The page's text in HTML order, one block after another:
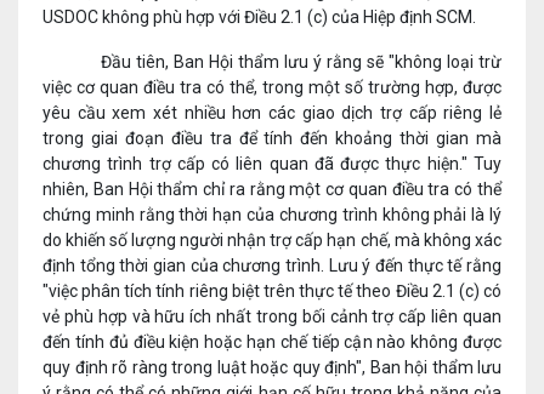
USDOC không phù hợp với Điều 2.1 (c) của Hiệp định SCM.
​​Đầu tiên, Ban Hội thẩm lưu ý rằng sẽ "không loại trừ
việc cơ quan điều tra có thể, trong một số trường hợp, được
yêu cầu xem xét nhiều hơn các giao dịch trợ cấp riêng lẻ
trong giai đoạn điều tra để tính đến khoảng thời gian mà
chương trình trợ cấp có liên quan đã được thực hiện." Tuy
nhiên, Ban Hội thẩm chỉ ra rằng một cơ quan điều tra có thể
chứng minh rằng thời hạn của chương trình không phải là lý
do khiến số lượng người nhận trợ cấp hạn chế, mà không xác
định tổng thời gian của chương trình. Lưu ý đến thực tế rằng
"việc phân tích tính riêng biệt trên thực tế theo Điều 2.1 (c) có
vẻ phù hợp và hữu ích nhất trong bối cảnh trợ cấp liên quan
đến tính đủ điều kiện hoặc hạn chế tiếp cận nào không được
quy định rõ ràng trong luật hoặc quy định", Ban hội thẩm lưu